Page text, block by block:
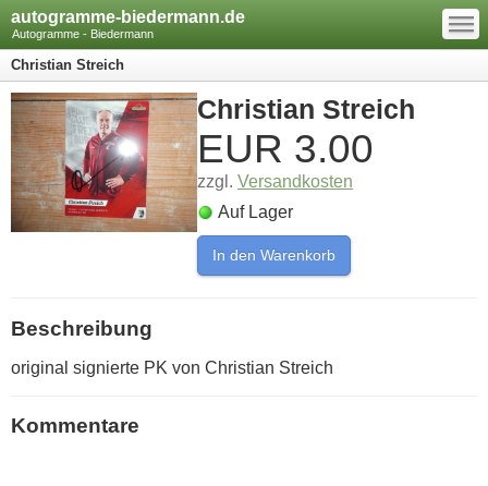
autogramme-biedermann.de
Autogramme - Biedermann
—
—
—
Christian Streich
Christian Streich
EUR 3.00
zzgl. Versandkosten
Auf Lager
In den Warenkorb
Beschreibung
original signierte PK von Christian Streich
Kommentare